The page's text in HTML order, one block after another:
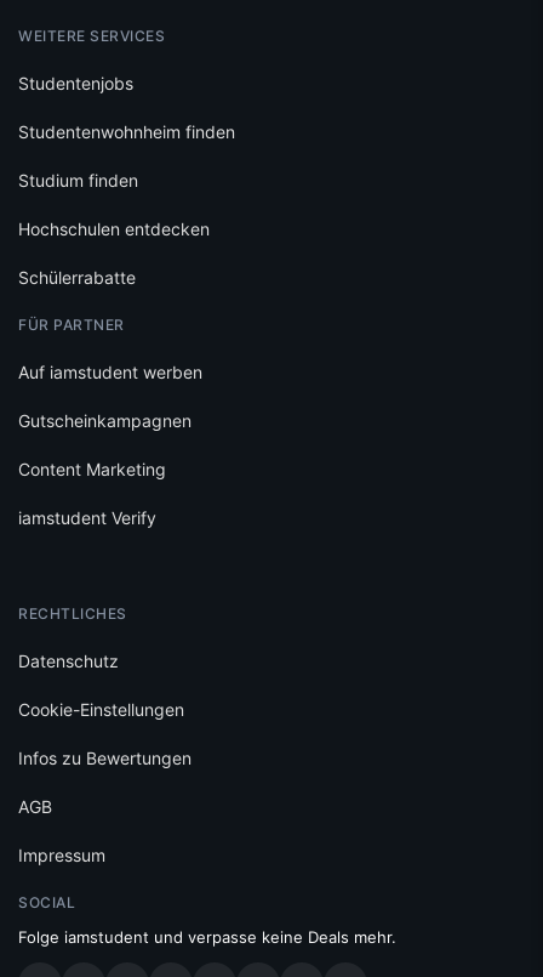
WEITERE SERVICES
Studentenjobs
Studentenwohnheim finden
Studium finden
Hochschulen entdecken
Schülerrabatte
FÜR PARTNER
Auf iamstudent werben
Gutscheinkampagnen
Content Marketing
iamstudent Verify
RECHTLICHES
Datenschutz
Cookie-Einstellungen
Infos zu Bewertungen
AGB
Impressum
SOCIAL
Folge iamstudent und verpasse keine Deals mehr.